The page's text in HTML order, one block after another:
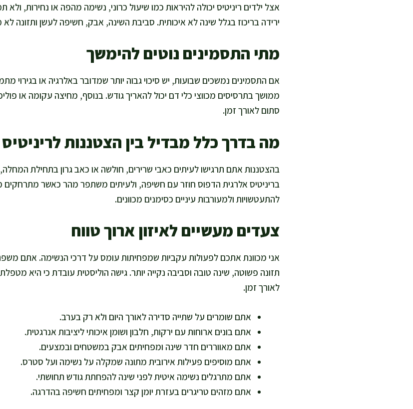
אצל ילדים ריניטיס יכולה להיראות כמו שיעול כרוני, נשימה מהפה או נחירות,
ירידה בריכוז בגלל שינה לא איכותית. סביבת השינה, אבק, חשיפה לעשן ותזונה
מתי התסמינים נוטים להימשך
אם התסמינים נמשכים שבועות, יש סיכוי גבוה יותר שמדובר באלרגיה או בגירוי
ממושך בתרסיסים מכווצי כלי דם יכול להאריך גודש. בנוסף, מחיצה עקומה או
סתום לאורך זמן.
מה בדרך כלל מבדיל בין הצטננות
בהצטננות אתם תרגישו לעיתים כאבי שרירים, חולשה או כאב גרון בתחילת
בריניטיס אלרגית הדפוס חוזר עם חשיפה, ולעיתים משתפר מהר כאשר מתרחקים
להתעטשויות ולמעורבות עיניים כסימנים מכוונים.
צעדים מעשיים לאיזון ארוך טווח
אני מכוונת אתכם לפעולות עקביות שמפחיתות עומס על דרכי הנשימה. אתם
תזונה פשוטה, שינה טובה וסביבה נקייה יותר. גישה הוליסטית עובדת כי היא
לאורך זמן.
אתם שומרים על שתייה סדירה לאורך היום ולא רק בערב.
אתם בונים ארוחות עם ירקות, חלבון ושומן איכותי ליציבות אנרגטית.
אתם מאווררים חדר שינה ומפחיתים אבק במשטחים ובמצעים.
אתם מוסיפים פעילות אירובית מתונה שמקלה על נשימה ועל סטרס.
אתם מתרגלים נשימה איטית לפני שינה להפחתת גודש תחושתי.
אתם מזהים טריגרים בעזרת יומן קצר ומפחיתים חשיפה בהדרגה.